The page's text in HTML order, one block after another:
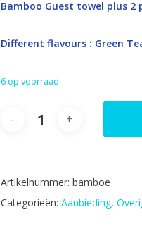
Bamboo Guest towel plus 2
Different flavours : Green
6 op voorraad
Artikelnummer: bamboe
Categorieën: Aanbieding,